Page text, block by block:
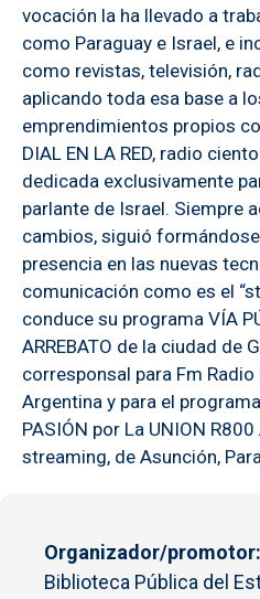
vocación la ha llevado a
como Paraguay e Israel, e
como revistas, televisión,
aplicando toda esa base a
emprendimientos propios
DIAL EN LA RED, radio
dedicada exclusivamente
parlante de Israel. Siempre
cambios, siguió
presencia en las nuevas
comunicación como es el
conduce su programa VÍA
ARREBATO de la ciudad de
corresponsal para Fm
Argentina y para el
PASIÓN por La UNION
streaming, de Asunción,
Organizador/promotor
Biblioteca Pública del